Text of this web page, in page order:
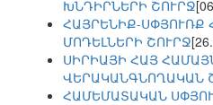
ԽՆԴԻՐՆԵՐԻ ՇՈՒՐՋ
ՀԱՅՐԵՆԻՔ-
ՄՈԴԵԼՆԵՐԻ ՇՈՒՐՋ
ՍԻՐԻԱՅԻ ՀԱՅ
ՎԵՐԱԿԱՆԳՆՈՂԱԿԱՆ
ՀԱՄԵՄԱՏԱԿԱՆ